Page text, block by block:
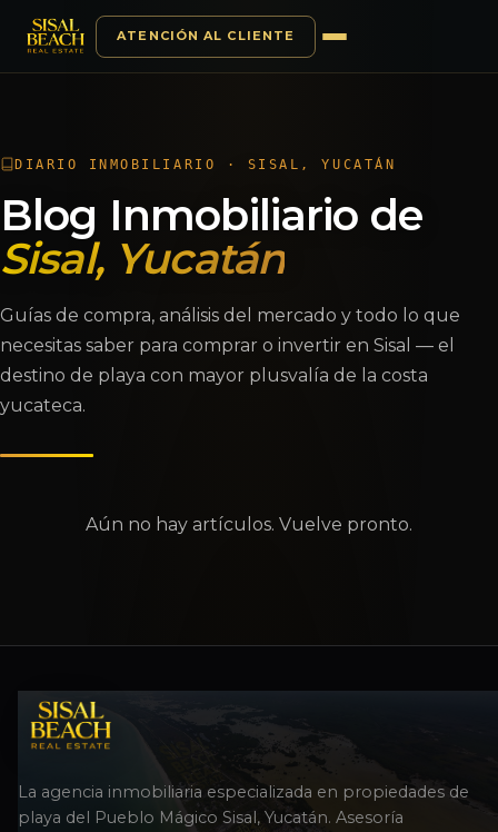
ATENCIÓN AL CLIENTE
DIARIO INMOBILIARIO · SISAL, YUCATÁN
Blog Inmobiliario de
Sisal, Yucatán
Guías de compra, análisis del mercado y todo lo que
necesitas saber para comprar o invertir en Sisal — el
destino de playa con mayor plusvalía de la costa
yucateca.
Aún no hay artículos. Vuelve pronto.
La agencia inmobiliaria especializada en propiedades de
playa del Pueblo Mágico Sisal, Yucatán. Asesoría